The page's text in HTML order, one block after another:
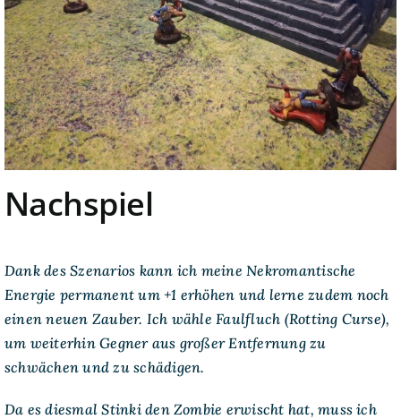
Nachspiel
Dank des Szenarios kann ich meine Nekromantische
Energie permanent um +1 erhöhen und lerne zudem noch
einen neuen Zauber. Ich wähle Faulfluch (Rotting Curse),
um weiterhin Gegner aus großer Entfernung zu
schwächen und zu schädigen.
Da es diesmal Stinki den Zombie erwischt hat, muss ich